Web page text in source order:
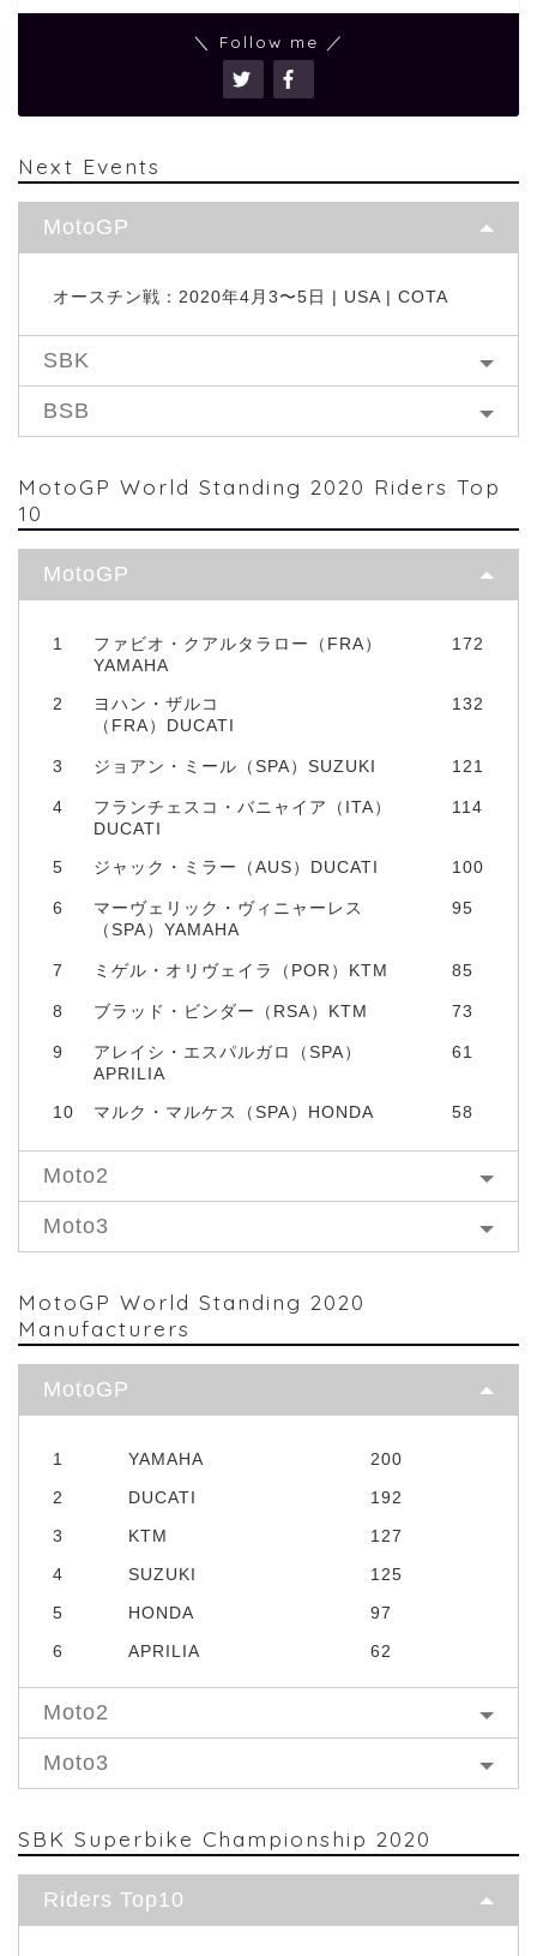
＼ Follow me ／
Next Events
MotoGP
オースチン戦：2020年4月3〜5日 | USA | COTA
SBK
BSB
MotoGP World Standing 2020 Riders Top
10
MotoGP
1
ファビオ・クアルタラロー（FRA）
YAMAHA
172
2
ヨハン・ザルコ
（FRA）DUCATI
132
3 ジョアン・ミール（SPA）SUZUKI 121
4
フランチェスコ・バニャイア（ITA）
DUCATI
114
5 ジャック・ミラー（AUS）DUCATI 100
6
マーヴェリック・ヴィニャーレス
（SPA）YAMAHA
95
7 ミゲル・オリヴェイラ（POR）KTM 85
8 ブラッド・ビンダー（RSA）KTM 73
9
アレイシ・エスパルガロ（SPA）
APRILIA
61
10 マルク・マルケス（SPA）HONDA 58
Moto2
Moto3
MotoGP World Standing 2020
Manufacturers
MotoGP
1 YAMAHA
200
2
DUCATI
192
3
KTM
127
4
SUZUKI
125
5
HONDA
97
6
APRILIA 62
Moto2
Moto3
SBK Superbike Championship 2020
Riders Top10